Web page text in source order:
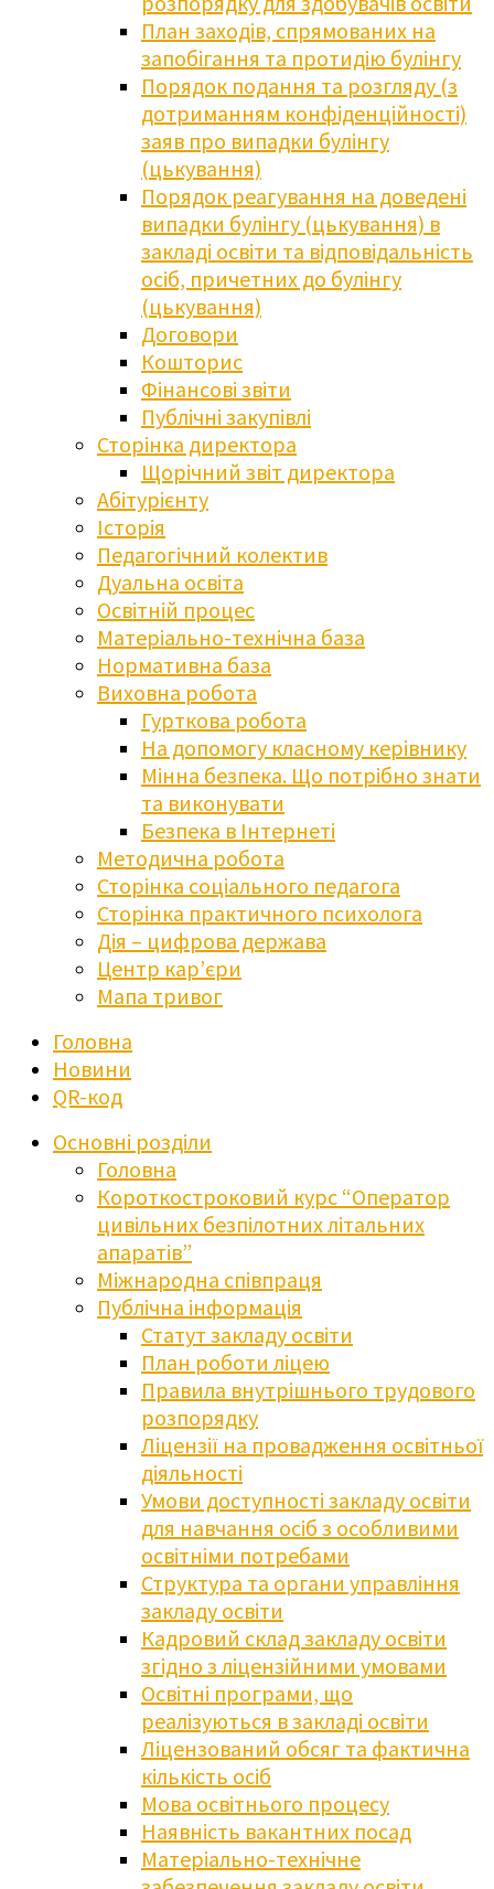
План заходів, спрямованих на
запобігання та протидію булінгу
Порядок подання та розгляду (з
дотриманням конфіденційності)
заяв про випадки булінгу
(цькування)
Порядок реагування на доведені
випадки булінгу (цькування) в
закладі освіти та відповідальність
осіб, причетних до булінгу
(цькування)
Договори
Кошторис
Фінансові звіти
Публічні закупівлі
Сторінка директора
Щорічний звіт директора
Абітурієнту
Історія
Педагогічний колектив
Дуальна освіта
Освітній процес
Матеріально-технічна база
Нормативна база
Виховна робота
Гурткова робота
На допомогу класному керівнику
Мінна безпека. Що потрібно знати
та виконувати
Безпека в Інтернеті
Методична робота
Сторінка соціального педагога
Сторінка практичного психолога
Дія – цифрова держава
Центр кар’єри
Мапа тривог
Головна
Новини
QR-код
Основні розділи
Головна
Короткостроковий курс “Оператор
цивільних безпілотних літальних
апаратів”
Міжнародна співпраця
Публічна інформація
Статут закладу освіти
План роботи ліцею
Правила внутрішнього трудового
розпорядку
Ліцензії на провадження освітньої
діяльності
Умови доступності закладу освіти
для навчання осіб з особливими
освітніми потребами
Структура та органи управління
закладу освіти
Кадровий склад закладу освіти
згідно з ліцензійними умовами
Освітні програми, що
реалізуються в закладі освіти
Ліцензований обсяг та фактична
кількість осіб
Мова освітнього процесу
Наявність вакантних посад
Матеріально-технічне